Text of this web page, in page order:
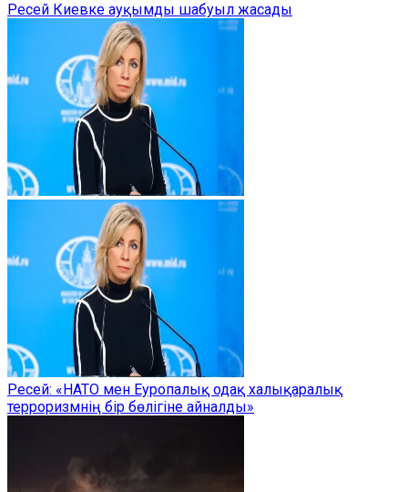
Ресей Киевке ауқымды шабуыл жасады
Ресей: «НАТО мен Еуропалық одақ халықаралық
терроризмнің бір бөлігіне айналды»